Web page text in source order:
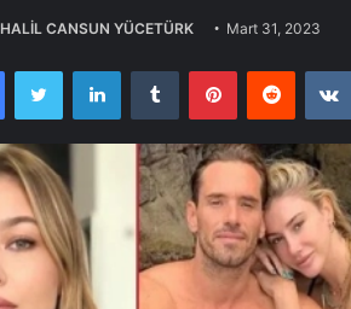
HALİL CANSUN YÜCETÜRK Mart 31, 2023
FacebookTwitter LinkedInTumblr PinterestReddit